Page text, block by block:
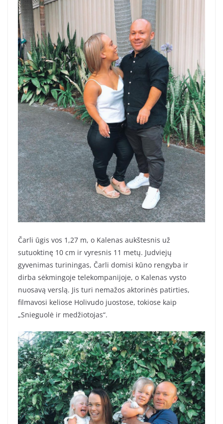
Čarli ūgis vos 1,27 m, o Kalenas aukštesnis už
sutuoktinę 10 cm ir vyresnis 11 metų. Judviejų
gyvenimas turiningas, Čarli domisi kūno rengyba ir
dirba sėkmingoje telekompanijoje, o Kalenas vysto
nuosavą verslą. Jis turi nemažos aktorinės patirties,
filmavosi keliose Holivudo juostose, tokiose kaip
„Snieguolė ir medžiotojas“.